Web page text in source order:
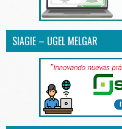
SIAGIE – UGEL MELGAR